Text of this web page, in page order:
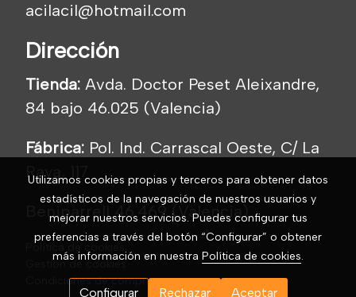
acilacil@hotmail.com
Dirección
Tienda: Avda. Doctor Peset Aleixandre,
84 bajo 46.025 (Valencia)
Fábrica: Pol. Ind. Carrascal Oeste, C/ La
Raya, 117
Beniparrell 46.469 (Valencia)
Política de cookies
Gestión de cookies
Condiciones de compra
Utilizamos cookies propias y terceros para obtener datos
estadísticos de la navegación de nuestros usuarios y
mejorar nuestros servicios. Puedes configurar tus
preferencias a través del botón “Configurar” o obtener
más información en nuestra Política de cookies.
Configurar Rechazar Aceptar